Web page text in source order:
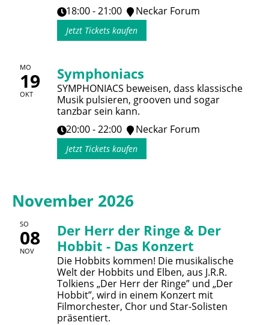
18:00 - 21:00
Neckar Forum
Jetzt Tickets kaufen
MO
19
OKT
Symphoniacs
SYMPHONIACS beweisen, dass klassische
Musik pulsieren, grooven und sogar
tanzbar sein kann.
20:00 - 22:00
Neckar Forum
Jetzt Tickets kaufen
November 2026
SO
08
NOV
Der Herr der Ringe & Der
Hobbit - Das Konzert
Die Hobbits kommen! Die musikalische
Welt der Hobbits und Elben, aus J.R.R.
Tolkiens „Der Herr der Ringe” und „Der
Hobbit”, wird in einem Konzert mit
Filmorchester, Chor und Star-Solisten
präsentiert.